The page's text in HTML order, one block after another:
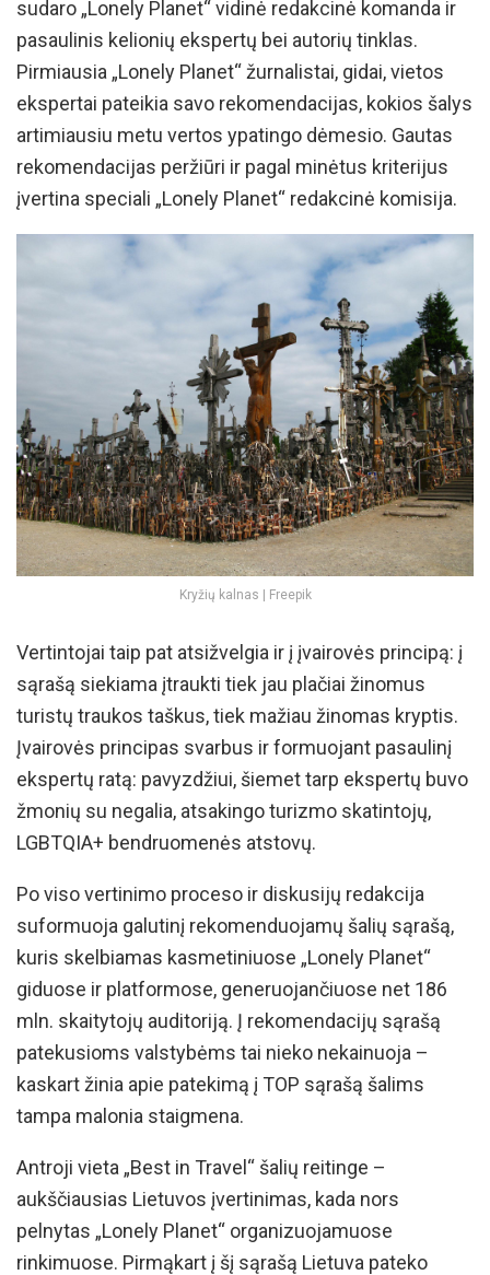
sudaro „Lonely Planet“ vidinė redakcinė komanda ir
pasaulinis kelionių ekspertų bei autorių tinklas.
Pirmiausia „Lonely Planet“ žurnalistai, gidai, vietos
ekspertai pateikia savo rekomendacijas, kokios šalys
artimiausiu metu vertos ypatingo dėmesio. Gautas
rekomendacijas peržiūri ir pagal minėtus kriterijus
įvertina speciali „Lonely Planet“ redakcinė komisija.
Kryžių kalnas | Freepik
Vertintojai taip pat atsižvelgia ir į įvairovės principą: į
sąrašą siekiama įtraukti tiek jau plačiai žinomus
turistų traukos taškus, tiek mažiau žinomas kryptis.
Įvairovės principas svarbus ir formuojant pasaulinį
ekspertų ratą: pavyzdžiui, šiemet tarp ekspertų buvo
žmonių su negalia, atsakingo turizmo skatintojų,
LGBTQIA+ bendruomenės atstovų.
Po viso vertinimo proceso ir diskusijų redakcija
suformuoja galutinį rekomenduojamų šalių sąrašą,
kuris skelbiamas kasmetiniuose „Lonely Planet“
giduose ir platformose, generuojančiuose net 186
mln. skaitytojų auditoriją. Į rekomendacijų sąrašą
patekusioms valstybėms tai nieko nekainuoja –
kaskart žinia apie patekimą į TOP sąrašą šalims
tampa malonia staigmena.
Antroji vieta „Best in Travel“ šalių reitinge –
aukščiausias Lietuvos įvertinimas, kada nors
pelnytas „Lonely Planet“ organizuojamuose
rinkimuose. Pirmąkart į šį sąrašą Lietuva pateko